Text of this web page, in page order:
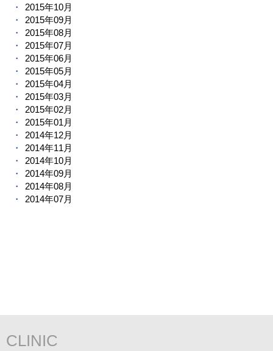
2015年10月
2015年09月
2015年08月
2015年07月
2015年06月
2015年05月
2015年04月
2015年03月
2015年02月
2015年01月
2014年12月
2014年11月
2014年10月
2014年09月
2014年08月
2014年07月
CLINIC